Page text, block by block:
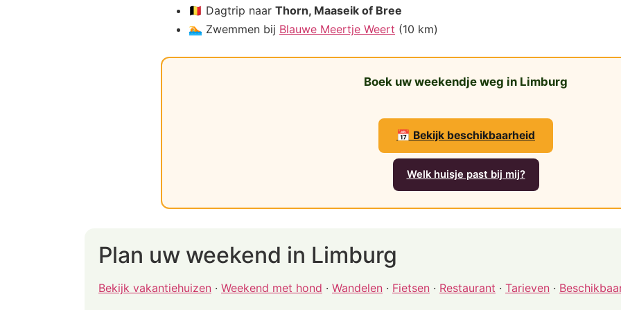
🇧🇪 Dagtrip naar Thorn, Maaseik of Bree
🏊 Zwemmen bij Blauwe Meertje Weert (10 km)
Boek uw weekendje weg in Limburg
📅 Bekijk beschikbaarheid
Welk huisje past bij mij?
Plan uw weekend in Limburg
Bekijk vakantiehuizen · Weekend met hond · Wandelen · Fietsen · Restaurant · Tarieven ·